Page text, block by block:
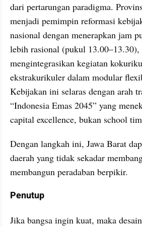
dari pertarungan paradigma.
menjadi pemimpin reformasi
nasional dengan menerapkan jam
lebih rasional (pukul
mengintegrasikan kegiatan
ekstrakurikuler dalam modular
Kebijakan ini selaras dengan arah
“Indonesia Emas 2045” yang
capital excellence, bukan school
Dengan langkah ini, Jawa Barat
daerah yang tidak sekadar
membangun peradaban berpikir.
Penutup
Jika bangsa ingin kuat, maka